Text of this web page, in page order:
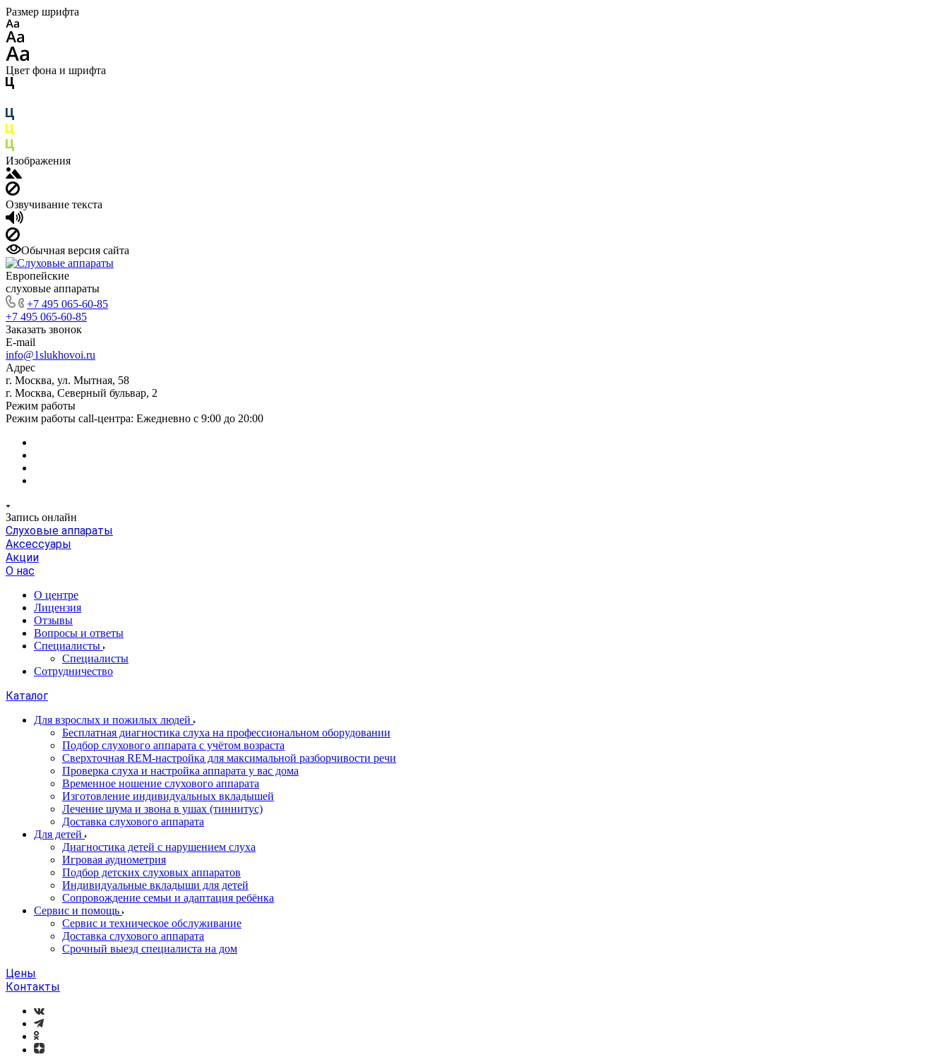
Размер шрифта
Цвет фона и шрифта
Изображения
Озвучивание текста
Обычная версия сайта
Европейские
слуховые аппараты
+7 495 065-60-85
+7 495 065-60-85
Заказать звонок
E-mail
info@1slukhovoi.ru
Адрес
г. Москва, ул. Мытная, 58
г. Москва, Северный бульвар, 2
Режим работы
Режим работы call-центра: Ежедневно с 9:00 до 20:00
Запись онлайн
Слуховые аппараты
Аксессуары
Акции
О нас
О центре
Лицензия
Отзывы
Вопросы и ответы
Специалисты
Специалисты
Сотрудничество
Каталог
Для взрослых и пожилых людей
Бесплатная диагностика слуха на профессиональном оборудовании
Подбор слухового аппарата с учётом возраста
Сверхточная REM-настройка для максимальной разборчивости речи
Проверка слуха и настройка аппарата у вас дома
Временное ношение слухового аппарата
Изготовление индивидуальных вкладышей
Лечение шума и звона в ушах (тиннитус)
Доставка слухового аппарата
Для детей
Диагностика детей с нарушением слуха
Игровая аудиометрия
Подбор детских слуховых аппаратов
Индивидуальные вкладыши для детей
Сопровождение семьи и адаптация ребёнка
Сервис и помощь
Сервис и техническое обслуживание
Доставка слухового аппарата
Срочный выезд специалиста на дом
Цены
Контакты